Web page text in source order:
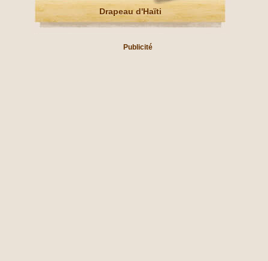
Drapeau d'Haïti
Publicité